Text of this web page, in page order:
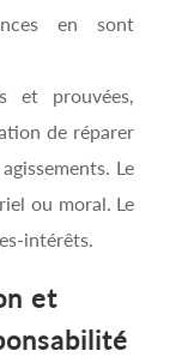
en sont
et prouvées,
de réparer
Le
ou moral. Le
intérêts.
et